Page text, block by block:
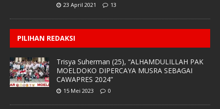
23 April 2021 13
PILIHAN REDAKSI
Trisya Suherman (25), “ALHAMDULILLAH PAK
MOELDOKO DIPERCAYA MUSRA SEBAGAI
CAWAPRES 2024”
15 Mei 2023 0